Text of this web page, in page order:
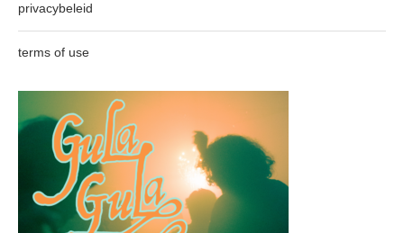
privacybeleid
terms of use